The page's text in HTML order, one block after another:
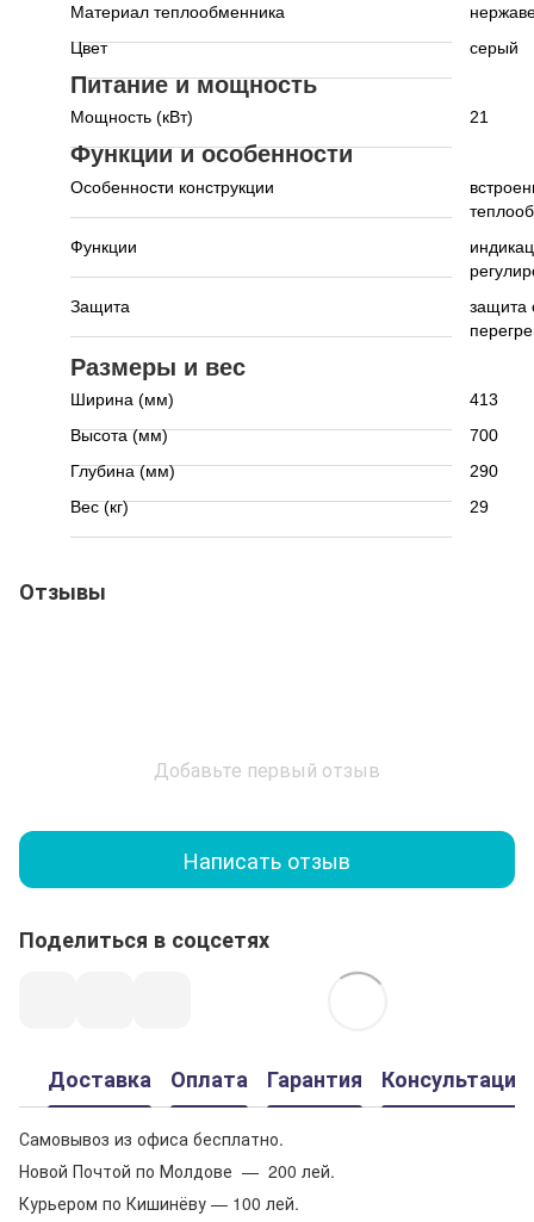
Материал теплообменника
Цвет
серый
Питание и мощность
Мощность (кВт) 21
Функции и особенности
Особенности конструкции
Функции
Защита
защита
Размеры и вес
Ширина (мм)
413
Высота (мм)
700
Глубина (мм)
290
Вес (кг)
29
Отзывы
Добавьте первый отзыв
Написать отзыв
Поделиться в соцсетях
Доставка Оплата Гарантия Консультация
Самовывоз из офиса бесплатно.
Новой Почтой по Молдове — 200 лей.
Курьером по Кишинёву — 100 лей.